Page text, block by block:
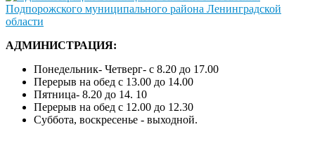
АДМИНИСТРАЦИЯ:
Понедельник- Четверг- с 8.20 до 17.00
Перерыв на обед с 13.00 до 14.00
Пятница- 8.20 до 14. 10
Перерыв на обед с 12.00 до 12.30
Суббота, воскресенье - выходной.